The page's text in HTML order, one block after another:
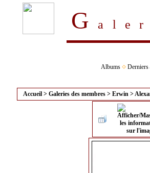
G
Albums
Derniers
Accueil > Galeries des membres > Erwin >